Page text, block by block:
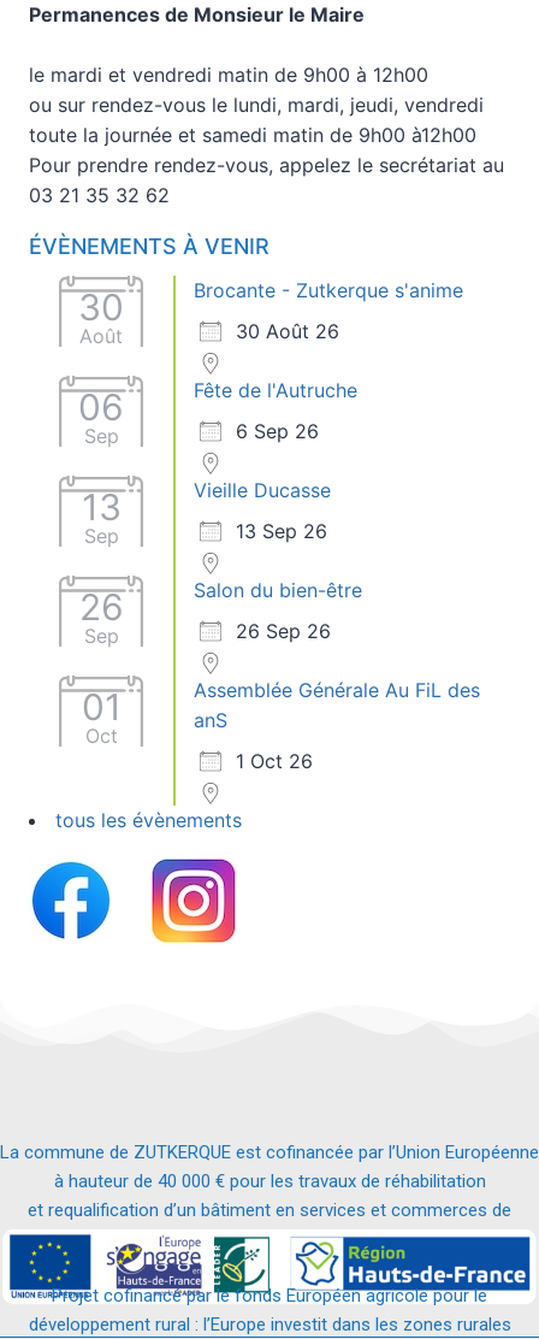
Permanences de Monsieur le Maire
le mardi et vendredi matin de 9h00 à 12h00
ou sur rendez-vous le lundi, mardi, jeudi, vendredi
toute la journée et samedi matin de 9h00 à12h00
Pour prendre rendez-vous, appelez le secrétariat au
03 21 35 32 62
ÉVÈNEMENTS À VENIR
30
Août
Brocante - Zutkerque s'anime
30 Août 26
06
Sep
Fête de l'Autruche
6 Sep 26
13
Sep
Vieille Ducasse
13 Sep 26
26
Sep
Salon du bien-être
26 Sep 26
01
Oct
Assemblée Générale Au FiL des
anS
1 Oct 26
tous les évènements
La commune de ZUTKERQUE est cofinancée par l’Union Européenne
à hauteur de 40 000 € pour les travaux de réhabilitation
et requalification d’un bâtiment en services et commerces de
proximité.
Projet cofinancé par le fonds Européen agricole pour le
développement rural : l’Europe investit dans les zones rurales